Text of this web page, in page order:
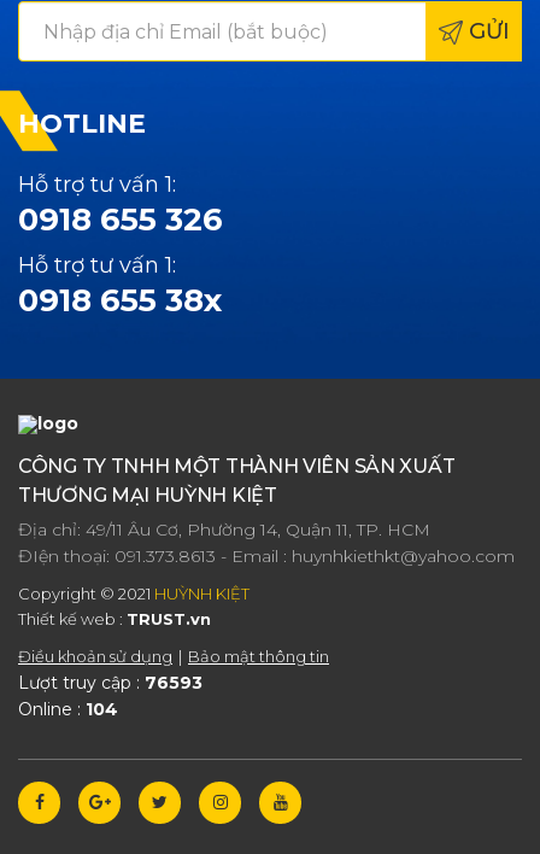
GỬI
HOTLINE
Hỗ trợ tư vấn 1:
0918 655 326
Hỗ trợ tư vấn 1:
0918 655 38x
CÔNG TY TNHH MỘT THÀNH VIÊN SẢN XUẤT
THƯƠNG MẠI HUỲNH KIỆT
Địa chỉ: 49/11 Âu Cơ, Phường 14, Quận 11, TP. HCM
ĐIện thoại: 091.373.8613 - Email : huynhkiethkt@yahoo.com
Copyright © 2021 HUỲNH KIỆT
Thiết kế web : TRUST.vn
Điều khoản sử dụng
Bảo mật thông tin
Lượt truy cập : 76593
Online : 104